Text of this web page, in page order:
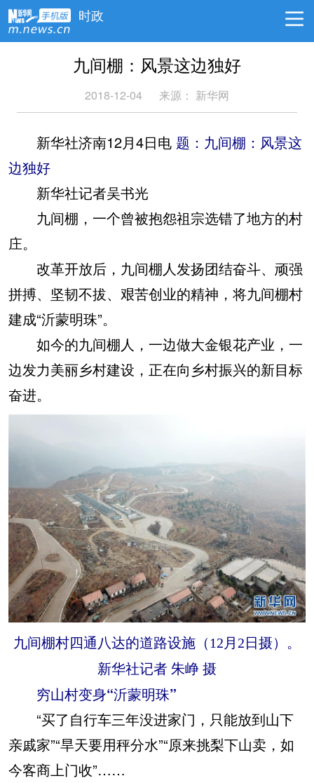
时政
九间棚：风景这边独好
2018-12-04 来源： 新华网
新华社济南12月4日电 题：九间棚：风景这
边独好
新华社记者吴书光
九间棚，一个曾被抱怨祖宗选错了地方的村
庄。
改革开放后，九间棚人发扬团结奋斗、顽强
拼搏、坚韧不拔、艰苦创业的精神，将九间棚村
建成“沂蒙明珠”。
如今的九间棚人，一边做大金银花产业，一
边发力美丽乡村建设，正在向乡村振兴的新目标
奋进。
九间棚村四通八达的道路设施（12月2日摄）。
新华社记者 朱峥 摄
穷山村变身“沂蒙明珠”
“买了自行车三年没进家门，只能放到山下
亲戚家”“旱天要用秤分水”“原来挑梨下山卖，如
今客商上门收”……